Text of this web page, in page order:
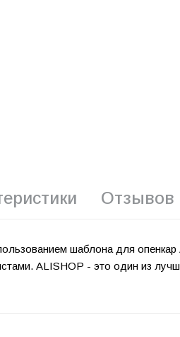
Отзывов
шаблона для
ALISHOP - это один из